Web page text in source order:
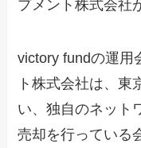
プメント株式会社
victory fundの運用
ト株式会社は、東
い、独自のネット
売却を行っている